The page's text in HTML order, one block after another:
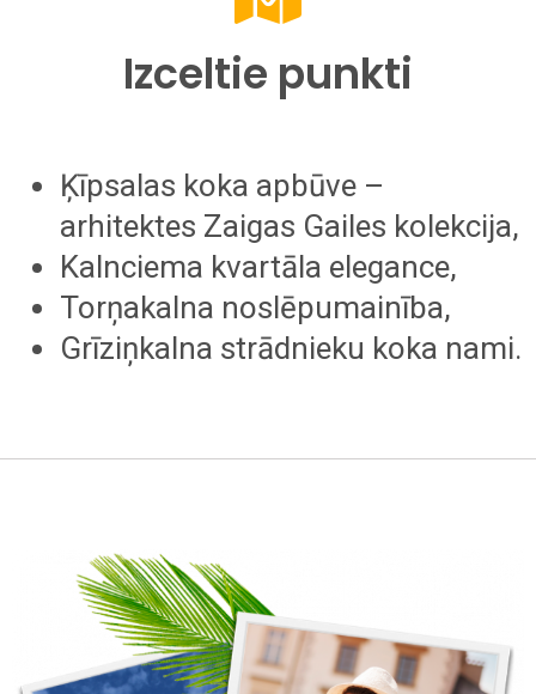
Izceltie punkti
Ķīpsalas koka apbūve –
arhitektes Zaigas Gailes kolekcija,
Kalnciema kvartāla elegance,
Torņakalna noslēpumainība,
Grīziņkalna strādnieku koka nami.